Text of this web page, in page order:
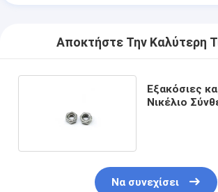
Αποκτήστε Την Καλύτερη
Εξακόσιες
Νικέλιο
Να συνεχίσει